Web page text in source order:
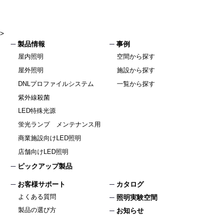
>
製品情報
屋内照明
屋外照明
DNLプロファイルシステム
紫外線殺菌
LED特殊光源
蛍光ランプ メンテナンス用
商業施設向けLED照明
店舗向けLED照明
ピックアップ製品
事例
空間から探す
施設から探す
一覧から探す
お客様サポート
よくある質問
製品の選び方
カタログ
照明実験空間
お知らせ